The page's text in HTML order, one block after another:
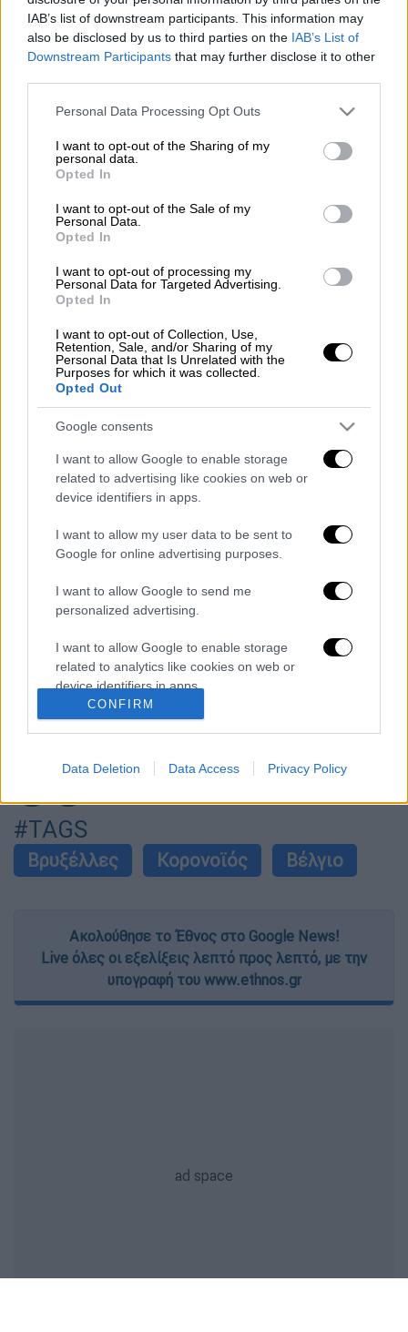
IAB’s list of downstream participants. This information may
also be disclosed by us to third parties on the IAB’s List of
Downstream Participants that may further disclose it to other
Please note that this website/app uses one or more Google
not limited to your visit or usage behaviour. You may click to
grant or deny consent to Google and its third-party tags to
use your data for below specified purposes in below Google
consent section.
Personal Data Processing Opt Outs
I want to opt-out of the Sharing of my
personal data.
Opted In
I want to opt-out of the Sale of my
Personal Data.
Opted In
I want to opt-out of processing my
Personal Data for Targeted Advertising.
Opted In
I want to opt-out of Collection, Use,
Retention, Sale, and/or Sharing of my
Personal Data that Is Unrelated with the
Purposes for which it was collected.
Opted Out
Google consents
I want to allow Google to enable storage
related to advertising like cookies on web or
device identifiers in apps.
I want to allow my user data to be sent to
Google for online advertising purposes.
I want to allow Google to send me
personalized advertising.
I want to allow Google to enable storage
related to analytics like cookies on web or
device identifiers in apps.
I want to allow Google to enable storage
I want to allow Google to enable storage
I want to allow Google to enable storage
related to security, including authentication
functionality and fraud prevention, and other
CONFIRM
Data Deletion Data Access Privacy Policy
copyright: APimages
Προσθέστε το ΕΘΝΟΣ στη Google
Είναι η δεύτερη φορά από την αρχή της
πανδημίας που ένας νέος άνθρωπος και
μάλιστα κάτω των 24 ετών χάνει τη ζωή του
Βέλγιολόγωκορονοϊού , γράφει η Le
Soir. Μία κοπέλα μόλις 18 ετών έχασε τη
ενημέρωσε το VRT, είδηση που
επιβεβαιώθηκε από το Επιστημονικό
Ινστιτούτο Δημόσιας Υγείας. H 18χρονη, η
οποία υπέφερε από υποκείμενα νοσήματα,
απεβίωσε την περασμένη Κυριακή.
Διαβάστε ακόμη
Επιστήμονες ανακάλυψαν τον τέταρτο
γνωστό τύπο μεταδοτικού καρκίνου στον
κόσμο
Μουντιάλ 2026: «Θα ανατινάξω τον Μέσι με
τέσσερις βόμβες» - Οι τρομοκρατικές
απειλές που ερεύνησε το FBI
Φρίκη στην Κρήτη: Τουρίστας μπήκε σε
κατάστημα και ρώτησε πόσο «κοστίζει»
Marfin: «Δεν έχω καμία σχέση με την
επίθεση» λέει η 46χρονη - Τι αποκάλυψε
στους αστυνομικούς
#TAGS
Βρυξέλλες Κορονοϊός Βέλγιο
Ακολούθησε το Έθνος στο Google News!
Live όλες οι εξελίξεις λεπτό προς λεπτό, με την
υπογραφή του www.ethnos.gr